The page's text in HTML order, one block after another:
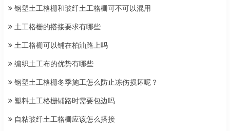
钢塑土工格栅和玻纤土工格栅可不可以混用
土工格栅的搭接要求有哪些
土工格栅可以铺在柏油路上吗
编织土工布的优势有哪些
钢塑土工格栅冬季施工怎么防止冻伤损坏呢？
塑料土工格栅铺路时需要包边吗
自粘玻纤土工格栅应该怎么搭接